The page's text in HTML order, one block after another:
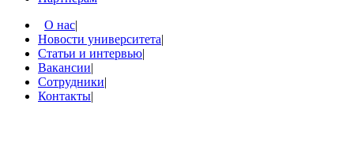
О нас|
Новости университета|
Статьи и интервью|
Вакансии|
Сотрудники|
Контакты|